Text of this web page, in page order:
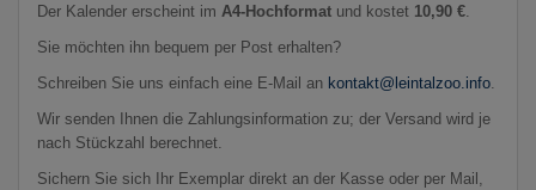
Der Kalender erscheint im A4-Hochformat und kostet 10,90 €
Sie möchten ihn bequem per Post erhalten?
Schreiben Sie uns einfach eine E-Mail an kontakt@leintalzoo.info
Wir senden Ihnen die Zahlungsinformation zu; der Versand wird je
nach Stückzahl berechnet.
Sichern Sie sich Ihr Exemplar direkt an der Kasse oder per Mail,